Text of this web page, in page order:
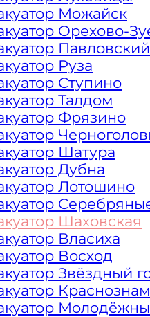
Можайск
Орехово-
Руза
Ступино
Талдом
Фрязино
Шатура
Дубна
Лотошино
Шаховская
Власиха
Восход
Звёздный